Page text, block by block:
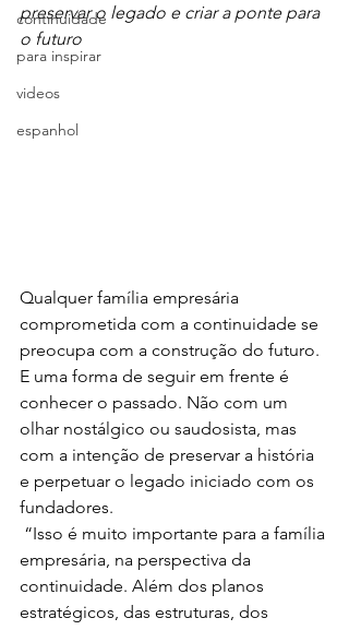
continuidade
para inspirar
videos
espanhol
preservar o legado e criar a ponte para
o futuro
Qualquer família empresária
comprometida com a continuidade se
preocupa com a construção do futuro.
E uma forma de seguir em frente é
conhecer o passado. Não com um
olhar nostálgico ou saudosista, mas
com a intenção de preservar a história
e perpetuar o legado iniciado com os
fundadores.
empresária, na perspectiva da
continuidade. Além dos planos
estratégicos, das estruturas, dos